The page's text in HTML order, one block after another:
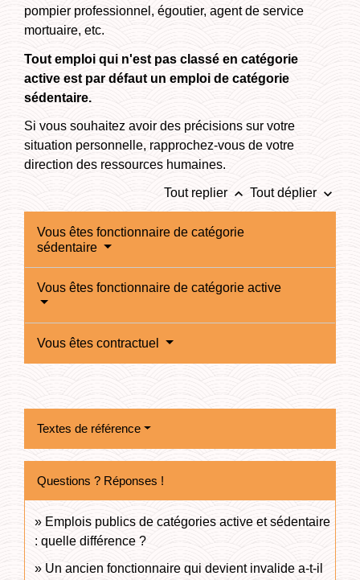
pompier professionnel, égoutier, agent de service
mortuaire, etc.
Tout emploi qui n'est pas classé en catégorie
active est par défaut un emploi de catégorie
sédentaire.
Si vous souhaitez avoir des précisions sur votre
situation personnelle, rapprochez-vous de votre
direction des ressources humaines.
Tout replier keyboard_arrow_up Tout déplier keyboard_arrow_down
Vous êtes fonctionnaire de catégorie
sédentaire
Vous êtes fonctionnaire de catégorie active
Vous êtes contractuel
Textes de référence
Questions ? Réponses !
Emplois publics de catégories active et sédentaire
: quelle différence ?
Un ancien fonctionnaire qui devient invalide a-t-il